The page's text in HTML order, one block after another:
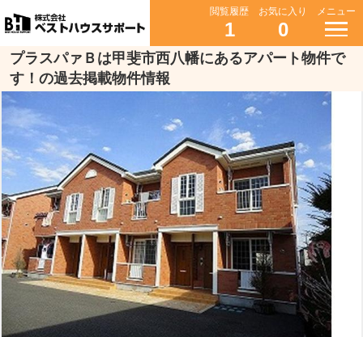
閲覧履歴
1
お気に入り
0
メニュー
プラスパァＢは甲斐市西八幡にあるアパート物件で
す！の過去掲載物件情報